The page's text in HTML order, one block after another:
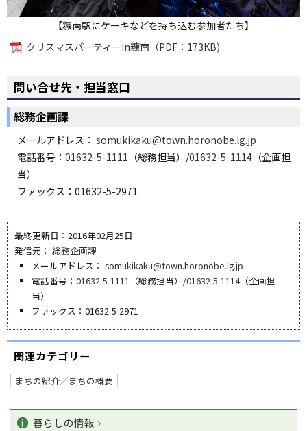
【糠南駅にケーキなどを持ち込む参加者たち】
クリスマスパーティーin糠南（PDF：173KB)
の
ト
問い合せ先・担当窓口
総務企画課
メールアドレス： somukikaku@town.horonobe.lg.jp
電話番号： 01632-5-1111 （総務担当）/01632-5-1114 （企画担
当）
ファックス：01632-5-2971
最終更新日：2016年02月25日
発信元： 総務企画課
メールアドレス：somukikaku@town.horonobe.lg.jp
電話番号：01632-5-1111 （総務担当）/01632-5-1114（企画担
当）
ファックス：01632-5-2971
関連カテゴリー
まちの紹介／まちの概要
カ
暮らしの情報